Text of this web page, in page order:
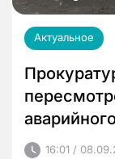
Актуальное
16:01 /